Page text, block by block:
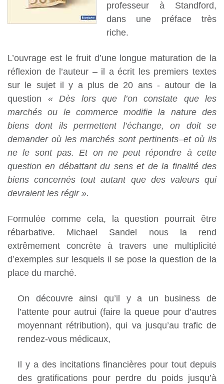
professeur à Standford,
dans une préface très
riche.
L’ouvrage est le fruit d’une longue maturation de la
réflexion de l’auteur – il a écrit les premiers textes
sur le sujet il y a plus de 20 ans - autour de la
question « Dès lors que l’on constate que les
marchés ou le commerce modifie la nature des
biens dont ils permettent l’échange, on doit se
demander où les marchés sont pertinents–et où ils
ne le sont pas. Et on ne peut répondre à cette
question en débattant du sens et de la finalité des
biens concernés tout autant que des valeurs qui
devraient les régir ».
Formulée comme cela, la question pourrait être
rébarbative. Michael Sandel nous la rend
extrêmement concrète à travers une multiplicité
d’exemples sur lesquels il se pose la question de la
place du marché.
On découvre ainsi qu’il y a un business de
l’attente pour autrui (faire la queue pour d’autres
moyennant rétribution), qui va jusqu’au trafic de
rendez-vous médicaux,
Il y a des incitations financières pour tout depuis
des gratifications pour perdre du poids jusqu’à